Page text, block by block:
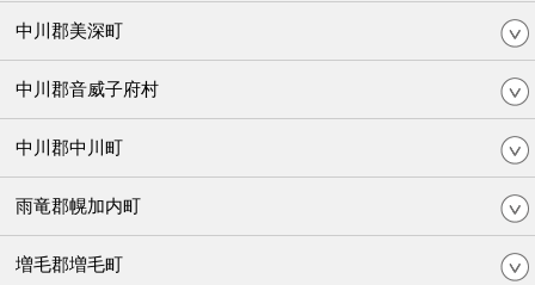
中川郡美深町
中川郡音威子府村
中川郡中川町
雨竜郡幌加内町
増毛郡増毛町